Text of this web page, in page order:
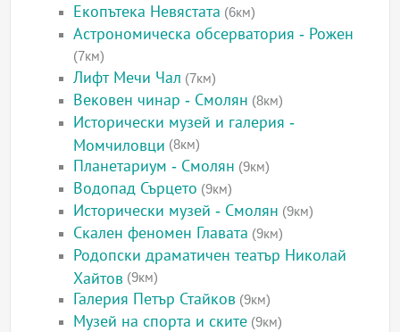
Екопътека Невястата (6км)
Астрономическа обсерватория - Рожен
(7км)
Лифт Мечи Чал (7км)
Вековен чинар - Смолян (8км)
Исторически музей и галерия -
Момчиловци (8км)
Планетариум - Смолян (9км)
Водопад Сърцето (9км)
Исторически музей - Смолян (9км)
Скален феномен Главата (9км)
Родопски драматичен театър Николай
Хайтов (9км)
Галерия Петър Стайков (9км)
Музей на спорта и ските (9км)